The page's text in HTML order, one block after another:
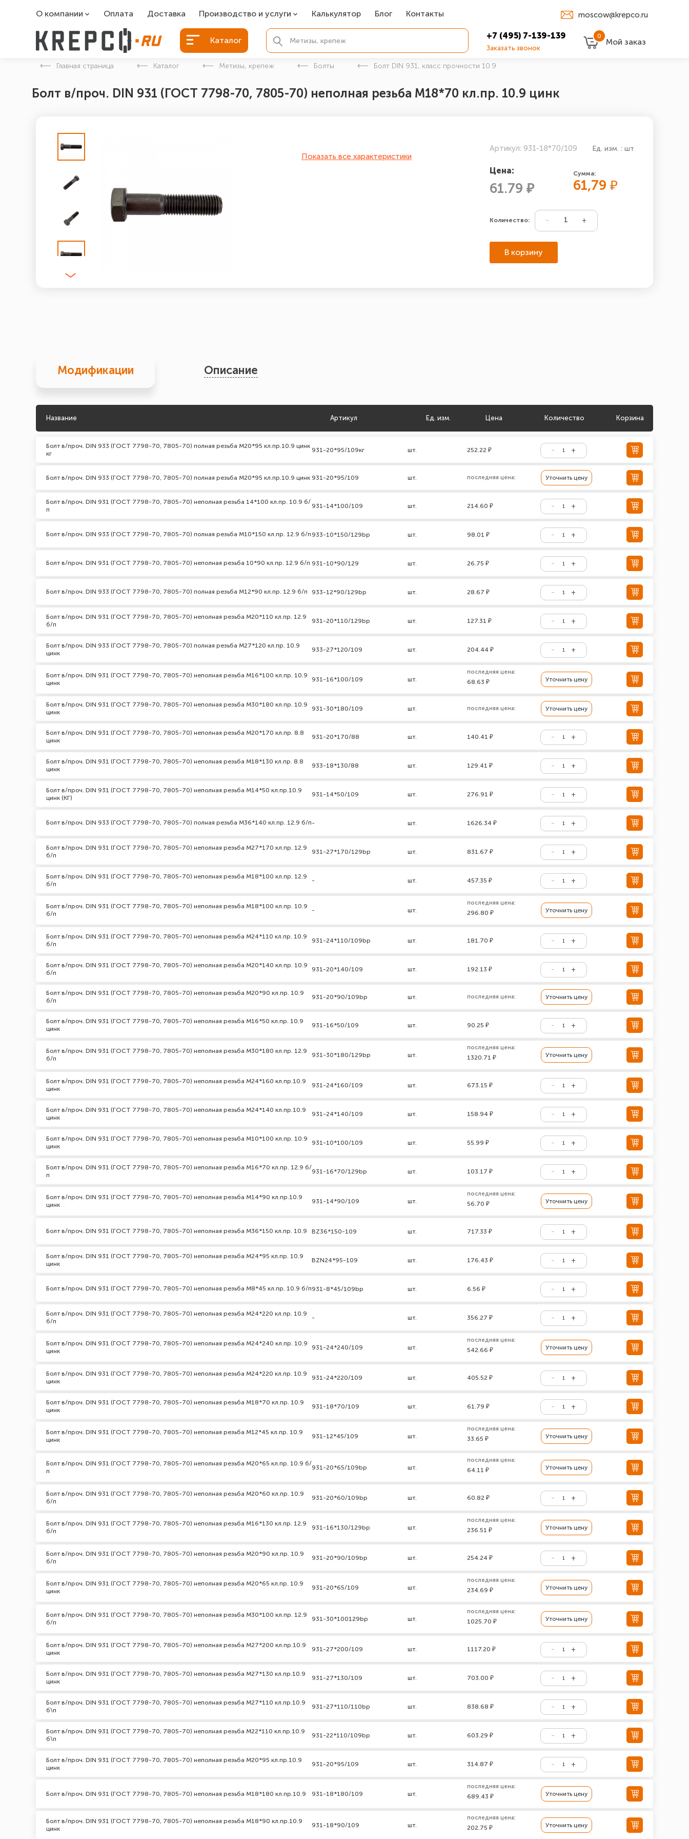
О компании
О компании
Оплата Доставка Производство и услуги
Болты БСР
Болты для фундамента
Закладные детали
Калькулятор Блог Контакты moscow@krepco.ru
Каталог +7 (495) 7-139-139
Заказать звонок
0
Мой заказ
Главная страница Каталог Метизы, крепеж Болты Болт DIN 931, класс прочности 10.9
Болт в/проч. DIN 931 (ГОСТ 7798-70, 7805-70) неполная резьба М18*70 кл.пр. 10.9 цинк
Показать все характеристики
Артикул: 931-18*70/109 Ед. изм. : шт
Цена:
61.79 ₽
Сумма:
61,79₽
Количество:
В корзину
Модификации Описание
Название Артикул Ед. изм. Цена Количество Корзина
Болт в/проч. DIN 933 (ГОСТ 7798-70, 7805-70) полная резьба М20*95 кл.пр.10.9 цинк
кг
931-20*95/109кг шт. 252.22 ₽
Болт в/проч. DIN 933 (ГОСТ 7798-70, 7805-70) полная резьба М20*95 кл.пр.10.9 цинк 931-20*95/109 шт. последняя цена: Уточнить цену
Болт в/проч. DIN 931 (ГОСТ 7798-70, 7805-70) неполная резьба 14*100 кл.пр. 10.9 б/
п
931-14*100/109 шт. 214.60 ₽
Болт в/проч. DIN 933 (ГОСТ 7798-70, 7805-70) полная резьба М10*150 кл.пр. 12.9 б/п933-10*150/129bp шт. 98.01 ₽
Болт в/проч. DIN 931 (ГОСТ 7798-70, 7805-70) неполная резьба 10*90 кл.пр. 12.9 б/п 931-10*90/129 шт. 26.75 ₽
Болт в/проч. DIN 933 (ГОСТ 7798-70, 7805-70) полная резьба М12*90 кл.пр. 12.9 б/п 933-12*90/129bp шт. 28.67 ₽
Болт в/проч. DIN 931 (ГОСТ 7798-70, 7805-70) неполная резьба М20*110 кл.пр. 12.9
б/п
931-20*110/129bp шт. 127.31 ₽
Болт в/проч. DIN 933 (ГОСТ 7798-70, 7805-70) полная резьба М27*120 кл.пр. 10.9
цинк
933-27*120/109 шт. 204.44 ₽
Болт в/проч. DIN 931 (ГОСТ 7798-70, 7805-70) неполная резьба М16*100 кл.пр. 10.9
цинк
931-16*100/109 шт.
последняя цена:
68.63 ₽ Уточнить цену
Болт в/проч. DIN 931 (ГОСТ 7798-70, 7805-70) неполная резьба М30*180 кл.пр. 10.9
цинк
931-30*180/109 шт. последняя цена: Уточнить цену
Болт в/проч. DIN 931 (ГОСТ 7798-70, 7805-70) неполная резьба М20*170 кл.пр. 8.8
цинк
931-20*170/88 шт. 140.41 ₽
Болт в/проч. DIN 931 (ГОСТ 7798-70, 7805-70) неполная резьба М18*130 кл.пр. 8.8
цинк
933-18*130/88 шт. 129.41 ₽
Болт в/проч. DIN 931 (ГОСТ 7798-70, 7805-70) неполная резьба М14*50 кл.пр.10.9
цинк (КГ)
931-14*50/109 шт. 276.91 ₽
Болт в/проч. DIN 933 (ГОСТ 7798-70, 7805-70) полная резьба М36*140 кл.пр. 12.9 б/п- шт. 1626.34 ₽
Болт в/проч. DIN 931 (ГОСТ 7798-70, 7805-70) неполная резьба М27*170 кл.пр. 12.9
б/п
931-27*170/129bp шт. 831.67 ₽
Болт в/проч. DIN 931 (ГОСТ 7798-70, 7805-70) неполная резьба М18*100 кл.пр. 12.9
б/п
- шт. 457.35 ₽
Болт в/проч. DIN 931 (ГОСТ 7798-70, 7805-70) неполная резьба М18*100 кл.пр. 10.9
б/п
- шт.
последняя цена:
296.80 ₽ Уточнить цену
Болт в/проч. DIN 931 (ГОСТ 7798-70, 7805-70) неполная резьба М24*110 кл.пр. 10.9
б/п
931-24*110/109bp шт. 181.70 ₽
Болт в/проч. DIN 931 (ГОСТ 7798-70, 7805-70) неполная резьба М20*140 кл.пр. 10.9
б/п
931-20*140/109 шт. 192.13 ₽
Болт в/проч. DIN 931 (ГОСТ 7798-70, 7805-70) неполная резьба М20*90 кл.пр. 10.9
б/п
931-20*90/109bp шт. последняя цена: Уточнить цену
Болт в/проч. DIN 931 (ГОСТ 7798-70, 7805-70) неполная резьба М16*50 кл.пр. 10.9
цинк
931-16*50/109 шт. 90.25 ₽
Болт в/проч. DIN 931 (ГОСТ 7798-70, 7805-70) неполная резьба М30*180 кл.пр. 12.9
б/п
931-30*180/129bp шт.
последняя цена:
1320.71 ₽ Уточнить цену
Болт в/проч. DIN 931 (ГОСТ 7798-70, 7805-70) неполная резьба М24*160 кл.пр.10.9
цинк
931-24*160/109 шт. 673.15 ₽
Болт в/проч. DIN 931 (ГОСТ 7798-70, 7805-70) неполная резьба М24*140 кл.пр.10.9
цинк
931-24*140/109 шт. 158.94 ₽
Болт в/проч. DIN 931 (ГОСТ 7798-70, 7805-70) неполная резьба М10*100 кл.пр. 10.9
цинк
931-10*100/109 шт. 55.99 ₽
Болт в/проч. DIN 931 (ГОСТ 7798-70, 7805-70) неполная резьба М16*70 кл.пр. 12.9 б/
п
931-16*70/129bp шт. 103.17 ₽
Болт в/проч. DIN 931 (ГОСТ 7798-70, 7805-70) неполная резьба М14*90 кл.пр.10.9
цинк
931-14*90/109 шт.
последняя цена:
56.70 ₽ Уточнить цену
Болт в/проч. DIN 931 (ГОСТ 7798-70, 7805-70) неполная резьба М36*150 кл.пр. 10.9 BZ36*150-109 шт. 717.33 ₽
Болт в/проч. DIN 931 (ГОСТ 7798-70, 7805-70) неполная резьба М24*95 кл.пр. 10.9
цинк
BZN24*95-109 шт. 176.43 ₽
Болт в/проч. DIN 931 (ГОСТ 7798-70, 7805-70) неполная резьба М8*45 кл.пр. 10.9 б/п931-8*45/109bp шт. 6.56 ₽
Болт в/проч. DIN 931 (ГОСТ 7798-70, 7805-70) неполная резьба М24*220 кл.пр. 10.9
б/п
- шт. 356.27 ₽
Болт в/проч. DIN 931 (ГОСТ 7798-70, 7805-70) неполная резьба М24*240 кл.пр. 10.9
цинк
931-24*240/109 шт.
последняя цена:
542.66 ₽ Уточнить цену
Болт в/проч. DIN 931 (ГОСТ 7798-70, 7805-70) неполная резьба М24*220 кл.пр. 10.9
цинк
931-24*220/109 шт. 405.52 ₽
Болт в/проч. DIN 931 (ГОСТ 7798-70, 7805-70) неполная резьба М18*70 кл.пр. 10.9
цинк
931-18*70/109 шт. 61.79 ₽
Болт в/проч. DIN 931 (ГОСТ 7798-70, 7805-70) неполная резьба М12*45 кл.пр. 10.9
цинк
931-12*45/109 шт.
последняя цена:
33.65 ₽ Уточнить цену
Болт в/проч. DIN 931 (ГОСТ 7798-70, 7805-70) неполная резьба М20*65 кл.пр. 10.9 б/
п
931-20*65/109bp шт.
последняя цена:
64.11 ₽ Уточнить цену
Болт в/проч. DIN 931 (ГОСТ 7798-70, 7805-70) неполная резьба М20*60 кл.пр. 10.9
б/п
931-20*60/109bp шт. 60.82 ₽
Болт в/проч. DIN 931 (ГОСТ 7798-70, 7805-70) неполная резьба М16*130 кл.пр. 12.9
б/п
931-16*130/129bp шт.
последняя цена:
236.51 ₽ Уточнить цену
Болт в/проч. DIN 931 (ГОСТ 7798-70, 7805-70) неполная резьба М20*90 кл.пр. 10.9
б/п
931-20*90/109bp шт. 254.24 ₽
Болт в/проч. DIN 931 (ГОСТ 7798-70, 7805-70) неполная резьба М20*65 кл.пр. 10.9
цинк
931-20*65/109 шт.
последняя цена:
234.69 ₽ Уточнить цену
Болт в/проч. DIN 931 (ГОСТ 7798-70, 7805-70) неполная резьба М30*100 кл.пр. 12.9
б/п
931-30*100129bp шт.
последняя цена:
1025.70 ₽ Уточнить цену
Болт в/проч. DIN 931 (ГОСТ 7798-70, 7805-70) неполная резьба М27*200 кл.пр.10.9
цинк
931-27*200/109 шт. 1117.20 ₽
Болт в/проч. DIN 931 (ГОСТ 7798-70, 7805-70) неполная резьба М27*130 кл.пр.10.9
цинк
931-27*130/109 шт. 703.00 ₽
Болт в/проч. DIN 931 (ГОСТ 7798-70, 7805-70) неполная резьба М27*110 кл.пр.10.9
б\п
931-27*110/110bp шт. 838.68 ₽
Болт в/проч. DIN 931 (ГОСТ 7798-70, 7805-70) неполная резьба М22*110 кл.пр.10.9
б\п
931-22*110/109bp шт. 603.29 ₽
Болт в/проч. DIN 931 (ГОСТ 7798-70, 7805-70) неполная резьба М20*95 кл.пр.10.9
цинк
931-20*95/109 шт. 314.87 ₽
Болт в/проч. DIN 931 (ГОСТ 7798-70, 7805-70) неполная резьба М18*180 кл.пр.10.9 931-18*180/109 шт.
последняя цена:
689.43 ₽ Уточнить цену
Болт в/проч. DIN 931 (ГОСТ 7798-70, 7805-70) неполная резьба М18*90 кл.пр.10.9
цинк
931-18*90/109 шт.
последняя цена:
202.75 ₽ Уточнить цену